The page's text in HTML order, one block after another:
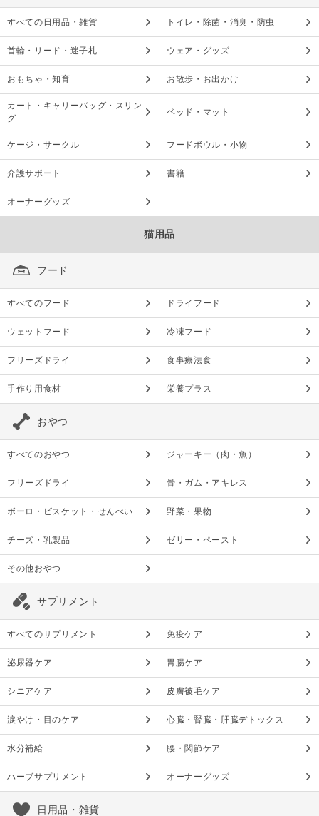
すべての日用品・雑貨 トイレ・除菌・消臭・防虫
首輪・リード・迷子札 ウェア・グッズ
おもちゃ・知育 お散歩・お出かけ
カート・キャリーバッグ・スリン
グ
ベッド・マット
ケージ・サークル フードボウル・小物
介護サポート 書籍
オーナーグッズ
猫用品
フード
すべてのフード ドライフード
ウェットフード 冷凍フード
フリーズドライ 食事療法食
手作り用食材 栄養プラス
おやつ
すべてのおやつ ジャーキー（肉・魚）
フリーズドライ 骨・ガム・アキレス
ボーロ・ビスケット・せんべい 野菜・果物
チーズ・乳製品 ゼリー・ペースト
その他おやつ
サプリメント
すべてのサプリメント 免疫ケア
泌尿器ケア 胃腸ケア
シニアケア 皮膚被毛ケア
涙やけ・目のケア 心臓・腎臓・肝臓デトックス
水分補給 腰・関節ケア
ハーブサプリメント オーナーグッズ
日用品・雑貨